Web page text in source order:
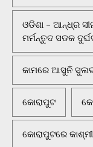
ଓଡିଶା - ଆନ୍ଧ୍ର
ମର୍ମନ୍ତୁଦ ସଡକ
କାମରେ ଆସୁନି
କୋରାପୁଟ
କୋରାପୁଟରେ